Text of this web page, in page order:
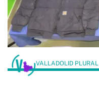
VALLADOLID PLURAL